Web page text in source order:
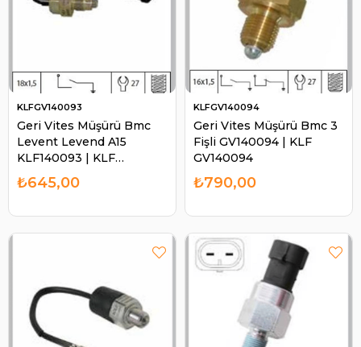
Geri Vites Müşürü Bmc
Levent Levend A15
KLF140093 | KLF
GV140093
KLFGV140093
₺645,00
Geri Vites Müşürü Bmc 3
Fişli GV140094 | KLF
GV140094
KLFGV140094
₺790,00